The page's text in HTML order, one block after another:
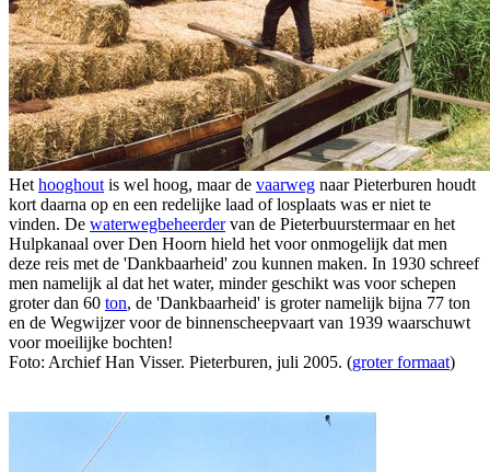
Het hooghout is wel hoog, maar de vaarweg naar Pieterburen houdt
kort daarna op en een redelijke laad of losplaats was er niet te
vinden. De waterwegbeheerdervan de Pieterbuurstermaar en het
Hulpkanaal over Den Hoorn hield het voor onmogelijk dat men
deze reis met de 'Dankbaarheid' zou kunnen maken. In 1930 schreef
men namelijk al dat het water, minder geschikt was voor schepen
groter dan 60 ton, de 'Dankbaarheid' is groter namelijk bijna 77 ton
en de Wegwijzer voor de binnenscheepvaart van 1939 waarschuwt
voor moeilijke bochten!
Foto: Archief Han Visser. Pieterburen, juli 2005. (groter formaat)